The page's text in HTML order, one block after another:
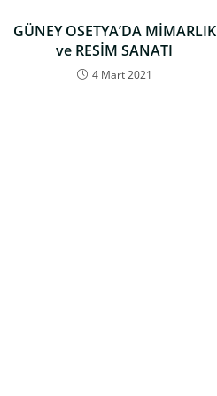
GÜNEY OSETYA’DA MİMARLIK
ve RESİM SANATI
4 Mart 2021